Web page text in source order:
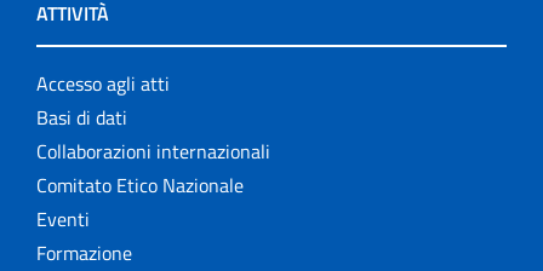
ATTIVITÀ
Accesso agli atti
Basi di dati
Collaborazioni internazionali
Comitato Etico Nazionale
Eventi
Formazione